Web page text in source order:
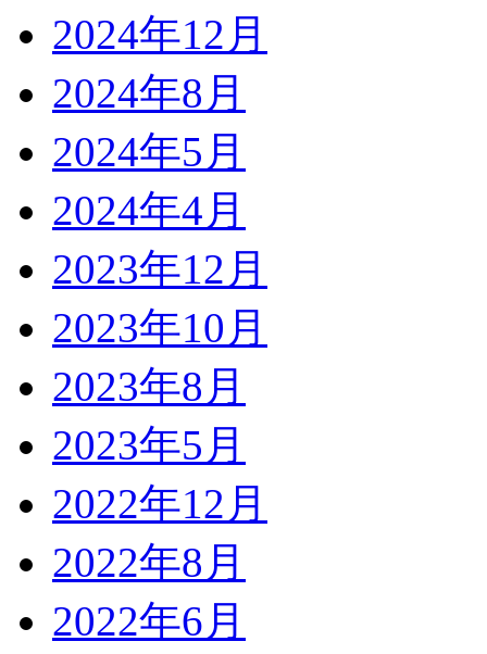
2024年12月
2024年8月
2024年5月
2024年4月
2023年12月
2023年10月
2023年8月
2023年5月
2022年12月
2022年8月
2022年6月